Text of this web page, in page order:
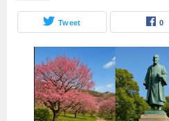
Tweet 0